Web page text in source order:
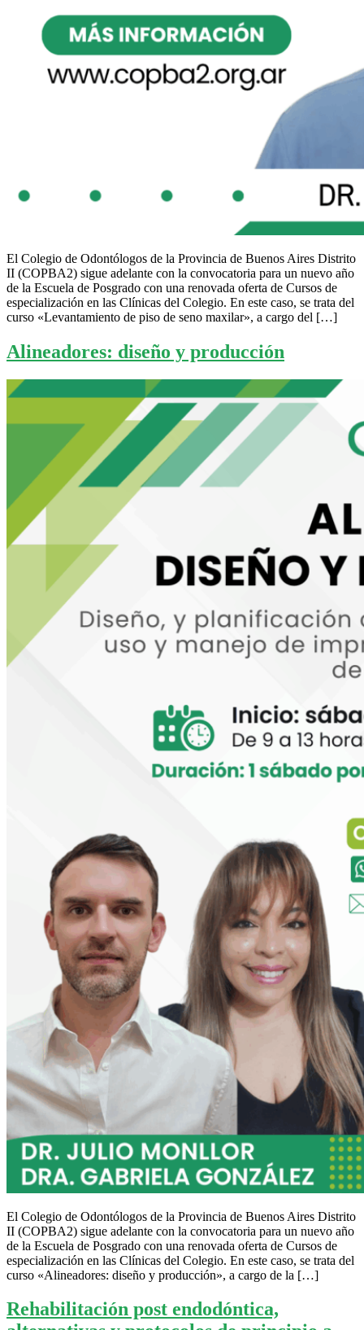
El Colegio de Odontólogos de la Provincia de Buenos Aires Distrito
II (COPBA2) sigue adelante con la convocatoria para un nuevo año
de la Escuela de Posgrado con una renovada oferta de Cursos de
especialización en las Clínicas del Colegio. En este caso, se trata del
curso «Levantamiento de piso de seno maxilar», a cargo del […]
Alineadores: diseño y producción
El Colegio de Odontólogos de la Provincia de Buenos Aires Distrito
II (COPBA2) sigue adelante con la convocatoria para un nuevo año
de la Escuela de Posgrado con una renovada oferta de Cursos de
especialización en las Clínicas del Colegio. En este caso, se trata del
curso «Alineadores: diseño y producción», a cargo de la […]
Rehabilitación post endodóntica,